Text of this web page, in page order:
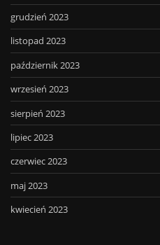
grudzień 2023
listopad 2023
październik 2023
wrzesień 2023
sierpień 2023
lipiec 2023
czerwiec 2023
maj 2023
kwiecień 2023